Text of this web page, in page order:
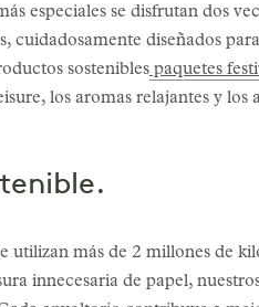
especiales se disfrutan dos
cuidadosamente diseñados
sostenibles paquetes
los aromas relajantes y
utilizan más de 2 millones de
innecesaria de papel,